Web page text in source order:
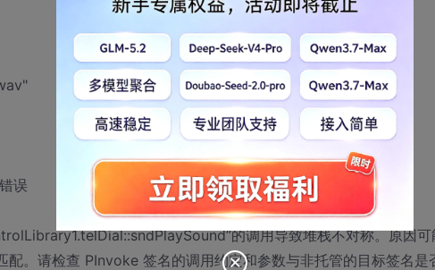
误
的调用导致堆栈不对称。原因可
。请检查 PInvoke 签名的调用约定和参数与非托管的目标签名是